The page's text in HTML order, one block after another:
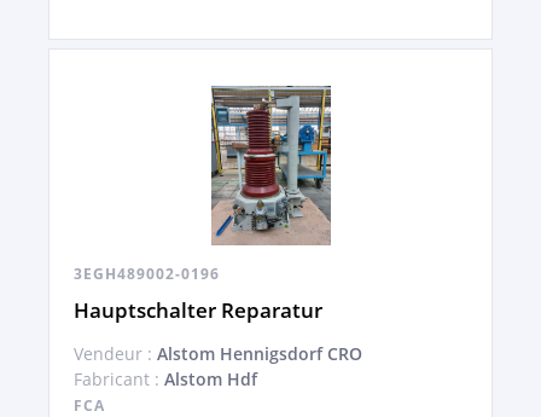
3EGH489002-0196
Hauptschalter Reparatur
Vendeur : Alstom Hennigsdorf CRO
Fabricant : Alstom Hdf
FCA